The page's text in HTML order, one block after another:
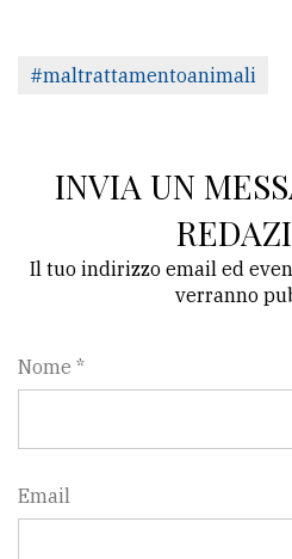
#maltrattamentoanimali
INVIA UN
Il tuo indirizzo email ed
verranno
Nome *
Email